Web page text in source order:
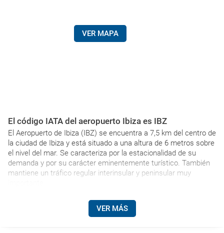
VER MAPA
El código IATA del aeropuerto Ibiza es IBZ
El Aeropuerto de Ibiza (IBZ) se encuentra a 7,5 km del centro de
la ciudad de Ibiza y está situado a una altura de 6 metros sobre
el nivel del mar. Se caracteriza por la estacionalidad de su
demanda y por su carácter eminentemente turístico. También
mantiene un tráfico regular interinsular y peninsular muy
VER MÁS